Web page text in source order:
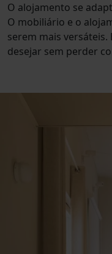
O alojamento se
O mobiliário e o
serem mais
desejar sem perder